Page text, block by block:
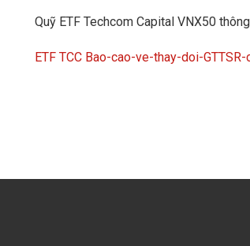
Quỹ ETF Techcom Capital VNX50
ETF TCC Bao-cao-ve-thay-doi-